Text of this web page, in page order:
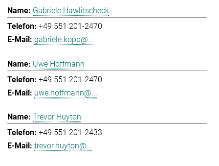
Gabriele Hawlitscheck
+49 551 201-2470
gabriele.kopp@...
Uwe Hoffmann
+49 551 201-2470
uwe.hoffmann@...
Trevor Huyton
+49 551 201-2433
trevor.huyton@...